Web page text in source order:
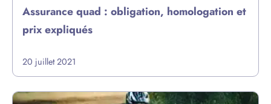
Assurance quad : obligation, homologation et
prix expliqués
20 juillet 2021